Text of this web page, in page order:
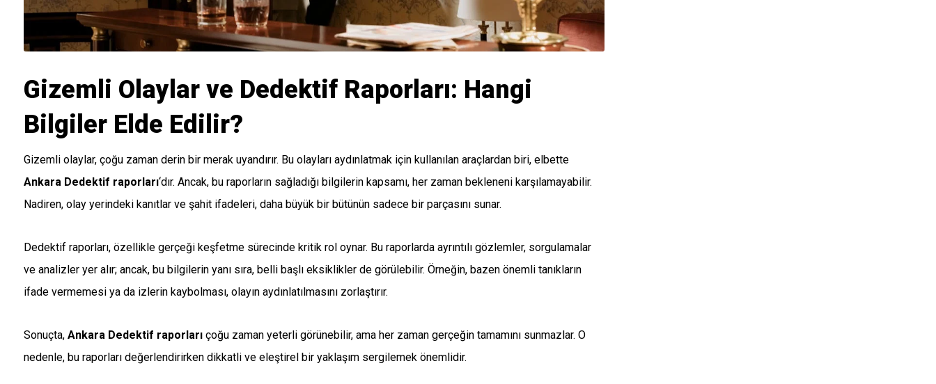
Gizemli Olaylar ve Dedektif Raporları: Hangi
Bilgiler Elde Edilir?
Gizemli olaylar, çoğu zaman derin bir merak uyandırır. Bu olayları aydınlatmak için kullanılan araçlardan biri, elbette
Ankara Dedektif raporları‘dır. Ancak, bu raporların sağladığı bilgilerin kapsamı, her zaman bekleneni karşılamayabilir.
Nadiren, olay yerindeki kanıtlar ve şahit ifadeleri, daha büyük bir bütünün sadece bir parçasını sunar.
Dedektif raporları, özellikle gerçeği keşfetme sürecinde kritik rol oynar. Bu raporlarda ayrıntılı gözlemler, sorgulamalar
ve analizler yer alır; ancak, bu bilgilerin yanı sıra, belli başlı eksiklikler de görülebilir. Örneğin, bazen önemli tanıkların
ifade vermemesi ya da izlerin kaybolması, olayın aydınlatılmasını zorlaştırır.
Sonuçta, Ankara Dedektif raporlarıçoğu zaman yeterli görünebilir, ama her zaman gerçeğin tamamını sunmazlar. O
nedenle, bu raporları değerlendirirken dikkatli ve eleştirel bir yaklaşım sergilemek önemlidir.